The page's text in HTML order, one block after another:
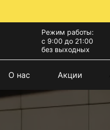
Режим работы:
с 9:00 до 21:00
без выходных
О нас Акции